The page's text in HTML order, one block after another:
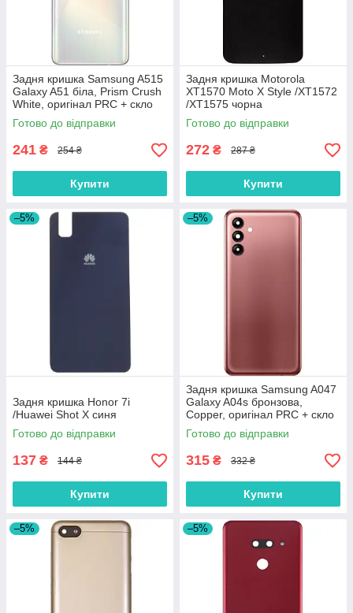
Задня кришка Samsung A515
Galaxy A51 біла, Prism Crush
White, оригінал PRC + скло
камери
Готово до відправки
241 ₴ 254 ₴
Купити
Задня кришка Motorola
XT1570 Moto X Style /XT1572
/XT1575 чорна
Готово до відправки
272 ₴ 287 ₴
Купити
–5%
Задня кришка Honor 7i
/Huawei Shot X синя
Готово до відправки
137 ₴ 144 ₴
Купити
–5%
Задня кришка Samsung A047
Galaxy A04s бронзова,
Copper, оригінал PRC + скло
камери
Готово до відправки
315 ₴ 332 ₴
Купити
–5% –5%